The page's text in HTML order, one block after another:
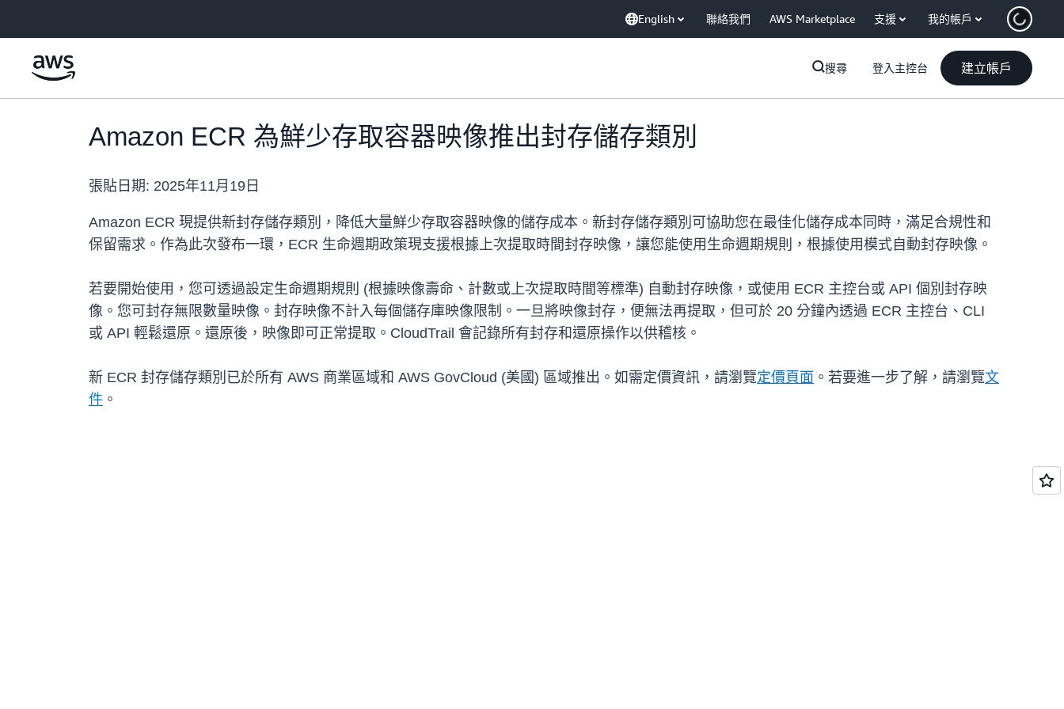
English 聯絡我們 AWS Marketplace 支援 我的帳戶
搜尋 登入主控台 建立帳戶
Amazon ECR 為鮮少存取容器映像推出封存儲存類別
張貼日期: 2025年11月19日
Amazon ECR 現提供新封存儲存類別，降低大量鮮少存取容器映像的儲存成本。新封存儲存類別可協助您在最佳化儲存成本同時，滿足合規性和
保留需求。作為此次發布一環，ECR 生命週期政策現支援根據上次提取時間封存映像，讓您能使用生命週期規則，根據使用模式自動封存映像。
若要開始使用，您可透過設定生命週期規則 (根據映像壽命、計數或上次提取時間等標準) 自動封存映像，或使用 ECR 主控台或 API 個別封存映
像。您可封存無限數量映像。封存映像不計入每個儲存庫映像限制。一旦將映像封存，便無法再提取，但可於 20 分鐘內透過 ECR 主控台、CLI
或 API 輕鬆還原。還原後，映像即可正常提取。CloudTrail 會記錄所有封存和還原操作以供稽核。
新 ECR 封存儲存類別已於所有 AWS 商業區域和 AWS GovCloud (美國) 區域推出。如需定價資訊，請瀏覽定價頁面 。若要進一步了解，請瀏覽文
件 。